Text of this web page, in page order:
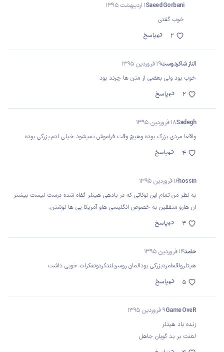
Saeed Gorbani1 اردیبهشت 1395
خوب گفتی
پاسخ
2
الناز شاکردوست19 فروردین 1395
خوب بود ولی بعضی از متن ها چرند بود
پاسخ
2
Sadegh18 فروردین 1395
واقعا مردی بزرگ بوده وهیچ وقت فراموش نمیشود خیلی ادم بزرگی بوده
پاسخ
4
hossin16 فروردین 1395
به نظر من تمام این نوکاتی که در بادهی هیتلر گفاه شده درست نیست بیشتر
ان هارو متفقین به خصوص انگلیسی هاو آمریکا یی ها نوشتن.
پاسخ
3
حامد14 فروردین 1395
هیتلرواقعامردبزرگی بودالمان روسربلندکردوتفکرات خوبی داشت
پاسخ
5
Game OveR9 فروردین 1395
زنده باد هیتلر
لعنت بر بد گویان جاهل